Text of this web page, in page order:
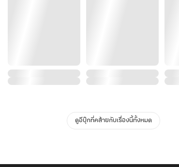
ดูอีบุ๊กที่คล้ายกับเรื่องนี้ทั้งหมด